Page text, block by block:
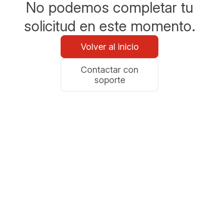
No podemos completar tu
solicitud en este momento.
Volver al inicio
Contactar con
soporte